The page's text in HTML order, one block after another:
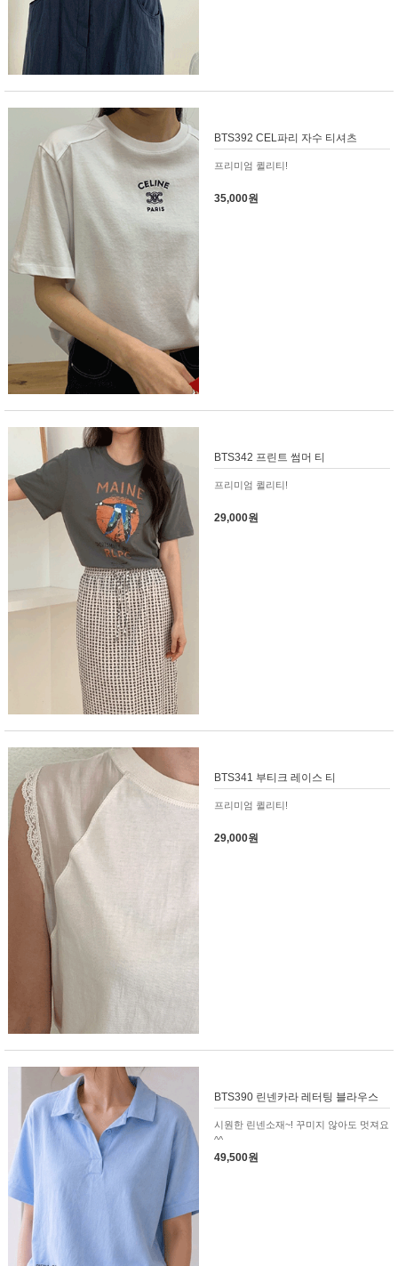
BTS392 CEL파리 자수 티셔츠
프리미엄 퀼리티!
35,000원
BTS342 프린트 썸머 티
프리미엄 퀼리티!
29,000원
BTS341 부티크 레이스 티
프리미엄 퀼리티!
29,000원
BTS390 린넨카라 레터팅 블라우스
시원한 린넨소재~! 꾸미지 않아도 멋져요
^^
49,500원